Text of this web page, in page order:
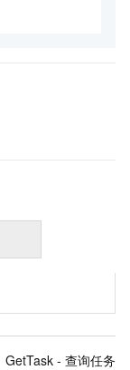
GetTask - 查询任务